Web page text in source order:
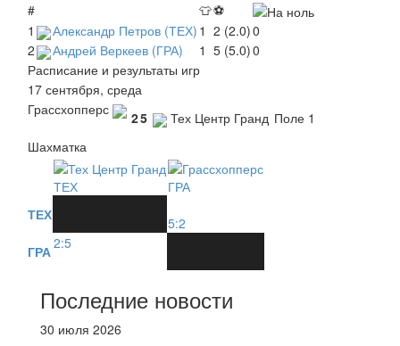
#
👕⚽
1
Александр Петров (ТЕХ) 1 2 (2.0)0
2
Андрей Веркеев (ГРА) 1 5 (5.0)0
Расписание и результаты игр
17 сентября, среда
Грассхопперс
25 Тех Центр Гранд Поле 1
Шахматка
ТЕХ
ГРА
ТЕХ
5:2
ГРА2:5
Последние новости
30 июля 2026